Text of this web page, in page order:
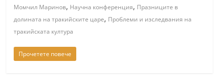
.
i
n
f
o
Момчил Маринов, Научна конференция, Празниците в
долината на тракийските царе, Проблеми и изследвания на
тракийската култура
Прочетете повече